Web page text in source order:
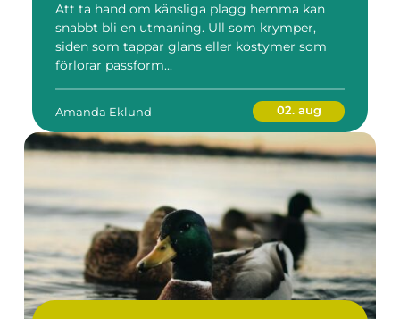
Att ta hand om känsliga plagg hemma kan
snabbt bli en utmaning. Ull som krymper,
siden som tappar glans eller kostymer som
förlorar passform...
Amanda Eklund 02. aug